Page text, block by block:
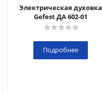
Электрическая духовка
Gefest ДА 602-01
Подробнее